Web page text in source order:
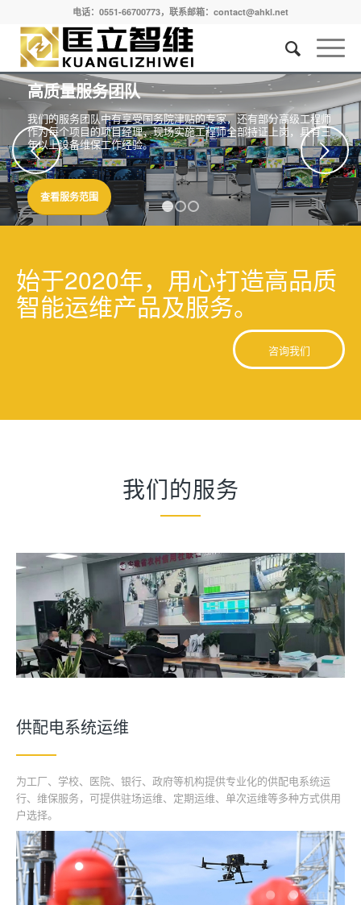
电话：0551-66700773，联系邮箱：contact@ahkl.net
高质量服务团队
我们的服务团队中有享受国务院津贴的专家，还有部分高级工程师
作为每个项目的项目经理，现场实施工程师全部持证上岗，具有三
年以上设备维保工作经验。
查看服务范围
下一页
始于2020年，用心打造高品质
智能运维产品及服务。
咨询我们
我们的服务
供配电系统运维
为工厂、学校、医院、银行、政府等机构提供专业化的供配电系统运
行、维保服务，可提供驻场运维、定期运维、单次运维等多种方式供用
户选择。